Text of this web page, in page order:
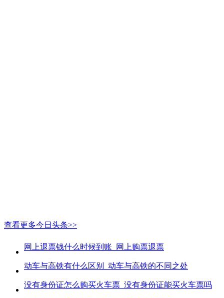
查看更多今日头条>>
网上退票钱什么时候到账_网上购票退票
动车与高铁有什么区别_动车与高铁的不同之处
没有身份证怎么购买火车票_没有身份证能买火车票吗